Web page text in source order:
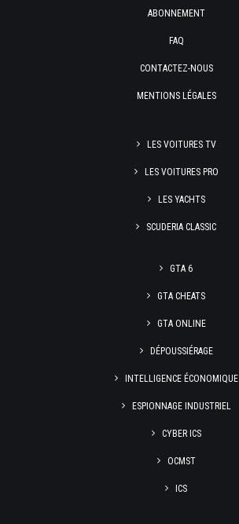
ABONNEMENT
FAQ
CONTACTEZ-NOUS
MENTIONS LÉGALES
LES VOITURES TV
LES VOITURES PRO
LES YACHTS
SCUDERIA CLASSIC
GTA 6
GTA CHEATS
GTA ONLINE
DÉPOUSSIÉRAGE
INTELLIGENCE ÉCONOMIQUE
ESPIONNAGE INDUSTRIEL
CYBER ICS
OCMST
ICS